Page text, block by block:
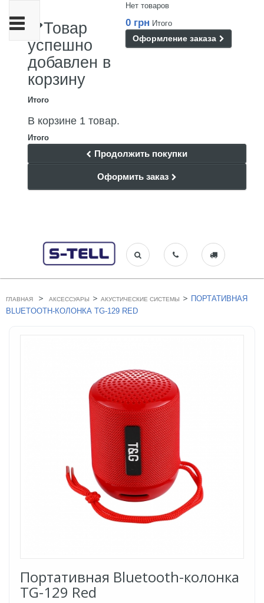
Нет товаров
0 грн Итого
Оформление заказа
Товар
успешно
добавлен в
корзину
Итого
В корзине 1 товар.
Итого
Продолжить покупки
Оформить заказ
Переключить
навигации
ГЛАВНАЯ > АКСЕССУАРЫ > АКУСТИЧЕСКИЕ СИСТЕМЫ > ПОРТАТИВНАЯ
BLUETOOTH-КОЛОНКА TG-129 RED
Портативная Bluetooth-колонка
TG-129 Red